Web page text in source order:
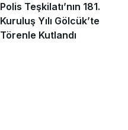
Polis Teşkilatı’nın 181.
Kuruluş Yılı Gölcük’te
Törenle Kutlandı